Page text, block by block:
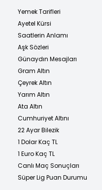
Yemek Tarifleri
Ayetel Kürsi
Saatlerin Anlamı
Aşk Sözleri
Günaydın Mesajları
Gram Altın
Çeyrek Altın
Yarım Altın
Ata Altın
Cumhuriyet Altını
22 Ayar Bilezik
1 Dolar Kaç TL
1 Euro Kaç TL
Canlı Maç Sonuçları
Süper Lig Puan Durumu